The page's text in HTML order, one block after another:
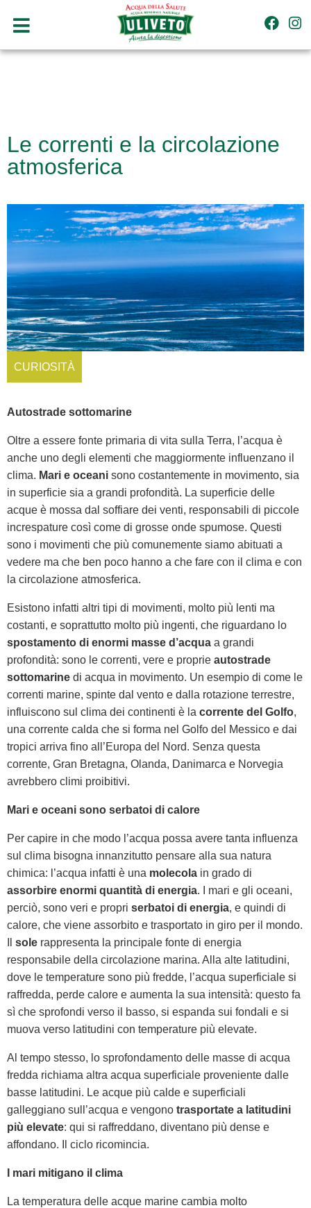
Le correnti e la circolazione
atmosferica
CURIOSITÀ
Autostrade sottomarine
Oltre a essere fonte primaria di vita sulla Terra, l’acqua è
anche uno degli elementi che maggiormente influenzano il
clima. Mari e oceani sono costantemente in movimento, sia
in superficie sia a grandi profondità. La superficie delle
acque è mossa dal soffiare dei venti, responsabili di piccole
increspature così come di grosse onde spumose. Questi
sono i movimenti che più comunemente siamo abituati a
vedere ma che ben poco hanno a che fare con il clima e con
la circolazione atmosferica.
Esistono infatti altri tipi di movimenti, molto più lenti ma
costanti, e soprattutto molto più ingenti, che riguardano lo
spostamento di enormi masse d’acqua a grandi
profondità: sono le correnti, vere e proprie autostrade
sottomarine di acqua in movimento. Un esempio di come le
correnti marine, spinte dal vento e dalla rotazione terrestre,
influiscono sul clima dei continenti è la corrente del Golfo,
una corrente calda che si forma nel Golfo del Messico e dai
tropici arriva fino all’Europa del Nord. Senza questa
corrente, Gran Bretagna, Olanda, Danimarca e Norvegia
avrebbero climi proibitivi.
Mari e oceani sono serbatoi di calore
Per capire in che modo l’acqua possa avere tanta influenza
sul clima bisogna innanzitutto pensare alla sua natura
chimica: l’acqua infatti è una molecola in grado di
assorbire enormi quantità di energia. I mari e gli oceani,
perciò, sono veri e propri serbatoi di energia, e quindi di
calore, che viene assorbito e trasportato in giro per il mondo.
sole rappresenta la principale fonte di energia
responsabile della circolazione marina. Alla alte latitudini,
dove le temperature sono più fredde, l’acqua superficiale si
raffredda, perde calore e aumenta la sua intensità: questo fa
sì che sprofondi verso il basso, si espanda sui fondali e si
muova verso latitudini con temperature più elevate.
Al tempo stesso, lo sprofondamento delle masse di acqua
fredda richiama altra acqua superficiale proveniente dalle
basse latitudini. Le acque più calde e superficiali
galleggiano sull’acqua e vengono trasportate a latitudini
più elevate: qui si raffreddano, diventano più dense e
affondano. Il ciclo ricomincia.
I mari mitigano il clima
La temperatura delle acque marine cambia molto